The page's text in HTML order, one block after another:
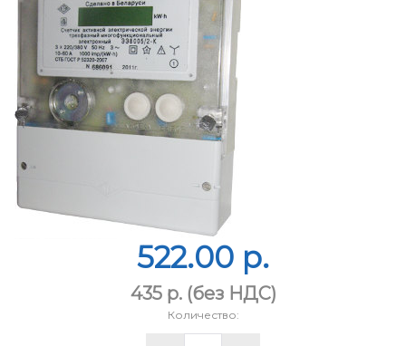
522.00 p.
435 p.(без НДС)
Количество: